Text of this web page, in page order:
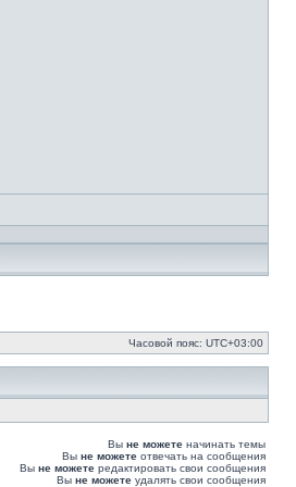
Часовой пояс: UTC+03:00
Вы не можете начинать темы
Вы не можете отвечать на сообщения
Вы не можете редактировать свои сообщения
Вы не можете удалять свои сообщения